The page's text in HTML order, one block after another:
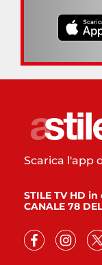
Scarica l'app
STILE TV HD
CANALE 78